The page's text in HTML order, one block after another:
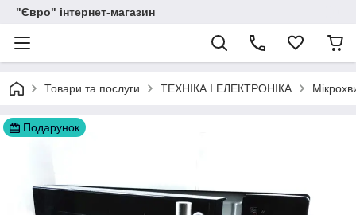
"Євро" інтернет-магазин
Товари та послуги ТЕХНІКА І ЕЛЕКТРОНІКА
Подарунок